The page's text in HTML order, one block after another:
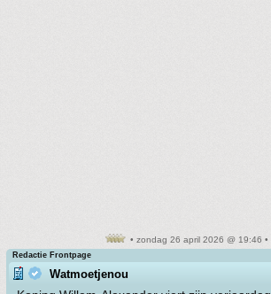
• zondag 26 april 2026 @ 19:46 •
Redactie Frontpage
Watmoetjenou